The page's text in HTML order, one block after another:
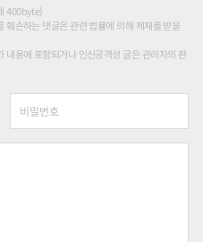
400byte)
훼손하는 댓글은 관련 법률에 의해 제재를 받을
내용에 포함되거나 인신공격성 글은 관리자의 판